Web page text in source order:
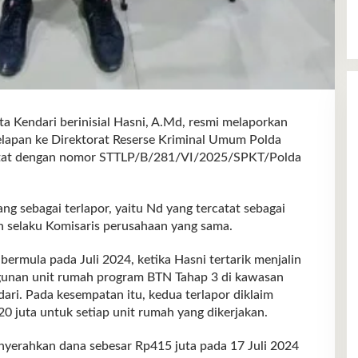
Kendari berinisial Hasni, A.Md, resmi melaporkan
ke Direktorat Reserse Kriminal Umum Polda
dengan nomor STTLP/B/281/VI/2025/SPKT/Polda
sebagai terlapor, yaitu Nd yang tercatat sebagai
Komisaris perusahaan yang sama.
pada Juli 2024, ketika Hasni tertarik menjalin
unit rumah program BTN Tahap 3 di kawasan
Pada kesempatan itu, kedua terlapor diklaim
juta untuk setiap unit rumah yang dikerjakan.
dana sebesar Rp415 juta pada 17 Juli 2024